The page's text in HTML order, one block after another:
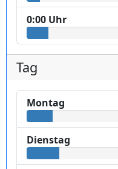
0:00 Uhr
Tag
Montag
Dienstag